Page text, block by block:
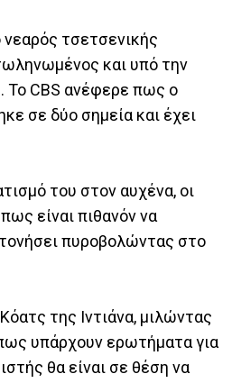
τσετσενικής
και υπό την
Το CBS ανέφερε πως ο
σε δύο σημεία και έχει
του στον αυχένα, οι
είναι πιθανόν να
πυροβολώντας στο
της Ιντιάνα, μιλώντας
υπάρχουν ερωτήματα για
θα είναι σε θέση να